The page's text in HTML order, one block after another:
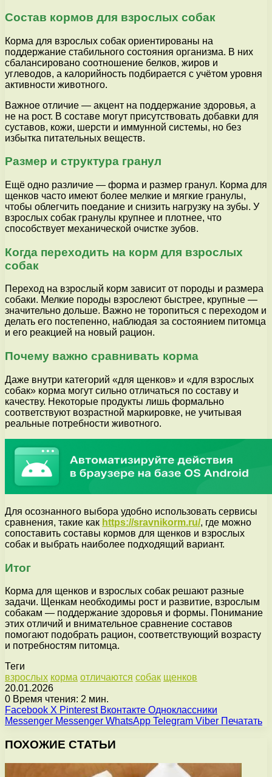
Состав кормов для взрослых собак
Корма для взрослых собак ориентированы на
поддержание стабильного состояния организма. В них
сбалансировано соотношение белков, жиров и
углеводов, а калорийность подбирается с учётом уровня
активности животного.
Важное отличие — акцент на поддержание здоровья, а
не на рост. В составе могут присутствовать добавки для
суставов, кожи, шерсти и иммунной системы, но без
избытка питательных веществ.
Размер и структура гранул
Ещё одно различие — форма и размер гранул. Корма для
щенков часто имеют более мелкие и мягкие гранулы,
чтобы облегчить поедание и снизить нагрузку на зубы. У
взрослых собак гранулы крупнее и плотнее, что
способствует механической очистке зубов.
Когда переходить на корм для взрослых
собак
Переход на взрослый корм зависит от породы и размера
собаки. Мелкие породы взрослеют быстрее, крупные —
значительно дольше. Важно не торопиться с переходом и
делать его постепенно, наблюдая за состоянием питомца
и его реакцией на новый рацион.
Почему важно сравнивать корма
Даже внутри категорий «для щенков» и «для взрослых
собак» корма могут сильно отличаться по составу и
качеству. Некоторые продукты лишь формально
соответствуют возрастной маркировке, не учитывая
реальные потребности животного.
Для осознанного выбора удобно использовать сервисы
сравнения, такие как https://sravnikorm.ru/, где можно
сопоставить составы кормов для щенков и взрослых
собак и выбрать наиболее подходящий вариант.
Итог
Корма для щенков и взрослых собак решают разные
задачи. Щенкам необходимы рост и развитие, взрослым
собакам — поддержание здоровья и формы. Понимание
этих отличий и внимательное сравнение составов
помогают подобрать рацион, соответствующий возрасту
и потребностям питомца.
Теги
взрослых корма отличаются собак щенков
20.01.2026
0 Время чтения: 2 мин.
Facebook X Pinterest Вконтакте Одноклассники
Messenger Messenger WhatsApp Telegram Viber Печатать
ПОХОЖИЕ СТАТЬИ